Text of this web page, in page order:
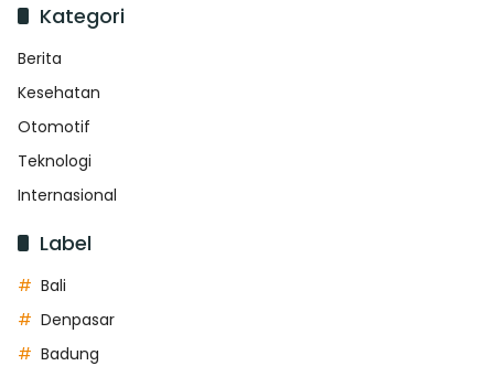
Kategori
Berita
Kesehatan
Otomotif
Teknologi
Internasional
Label
Bali
Denpasar
Badung